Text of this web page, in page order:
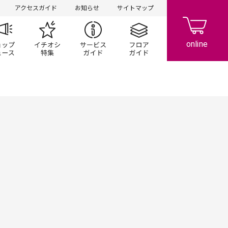
アクセスガイド お知らせ サイトマップ
ン
プ一覧 ショップニュースイチオシ特集 サービスガイドフロアガイド